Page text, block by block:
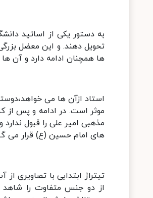
به دستور یکی از اساتید
تحویل دهند. و این معضل
ها همچنان ادامه دارد و آن ها
استاد ازآن ها می
موثر است. در ادامه و پس از
مذهبی امیر علی را قبول
های امام حسین (ع) قرار می
تیتراژ ابتدایی با